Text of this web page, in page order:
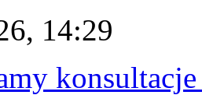
14:29